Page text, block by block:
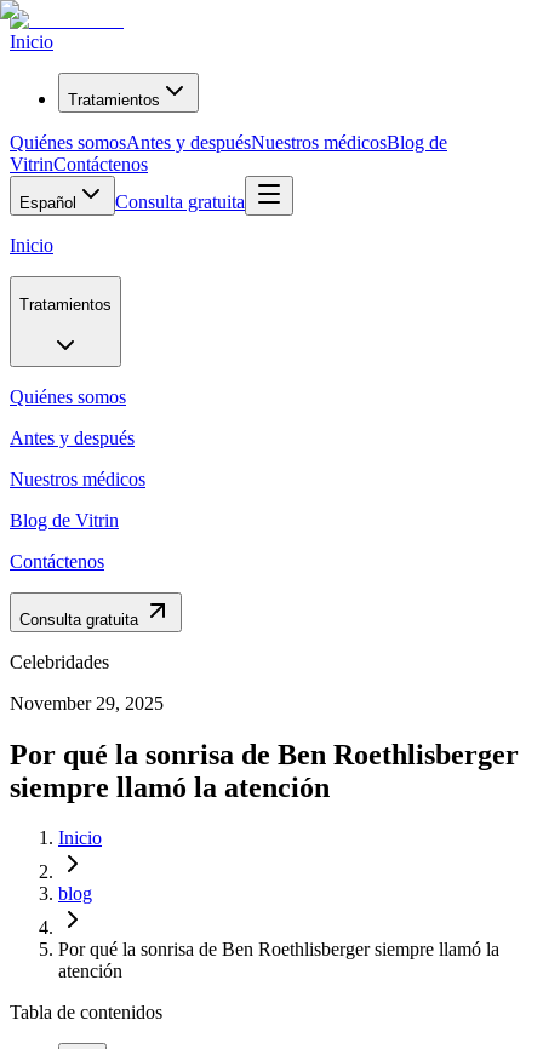
Inicio
Tratamientos
Quiénes somosAntes y despuésNuestros médicosBlog de
VitrinContáctenos
Español Consulta gratuita
Inicio
Tratamientos
Quiénes somos
Antes y después
Nuestros médicos
Blog de Vitrin
Contáctenos
Consulta gratuita
Celebridades
November 29, 2025
Por qué la sonrisa de Ben Roethlisberger
siempre llamó la atención
Inicio
blog
Por qué la sonrisa de Ben Roethlisberger siempre llamó la
atención
Tabla de contenidos